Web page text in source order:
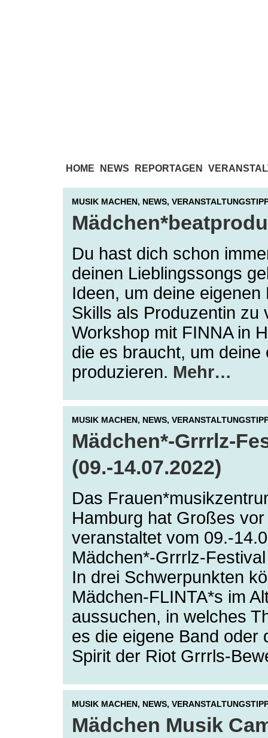
HOME NEWS REPORTAGEN
MUSIK MACHEN, NEWS,
Du hast dich schon
deinen Lieblingssongs
Ideen, um deine
Skills als Produzentin zu
Workshop mit FINNA in
die es braucht, um
produzieren. Mehr…
MUSIK MACHEN, NEWS,
Mädchen*-Grrrlz-
(09.-14.07.2022)
Das
Hamburg hat Großes
veranstaltet vom 09.-
Mädchen*-Grrrlz-
In drei Schwerpunkten
Mädchen-FLINTA*s im
aussuchen, in welches
es die eigene Band oder
Spirit der Riot Grrrls-
MUSIK MACHEN, NEWS,
Mädchen Musik